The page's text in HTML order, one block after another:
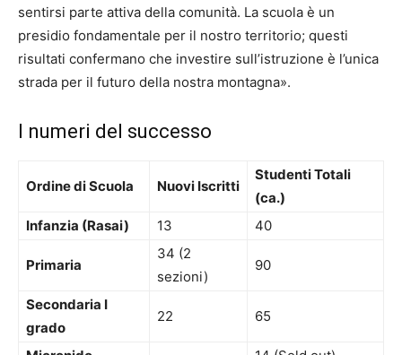
sentirsi parte attiva della comunità. La scuola è un
presidio fondamentale per il nostro territorio; questi
risultati confermano che investire sull’istruzione è l’unica
strada per il futuro della nostra montagna».
I numeri del successo
Ordine di Scuola Nuovi Iscritti
Studenti Totali
(ca.)
Infanzia (Rasai)
13 40
Primaria
34 (2
sezioni)
90
Secondaria I
grado
22 65